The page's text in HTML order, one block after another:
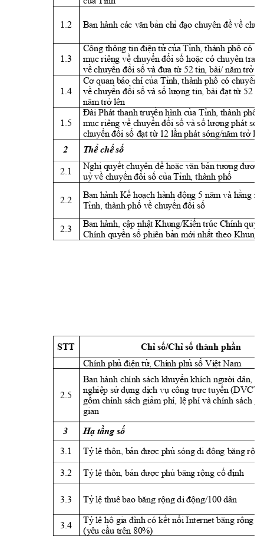
1.2 Ban hành các văn bản chỉ đạo chuyên đề về
1.3
Cổng thông tin điện tử của Tỉnh, thành phố có ch
mục riêng về chuyển đổi số hoặc có chuyên
về chuyển đổi số và đưa từ 52 tin, bài/ năm trở
1.4
Cơ quan báo chí của Tỉnh, thành phố có chuyên
về chuyển đổi số và số lượng tin , bài đạt từ 52 tin
năm trở lên
1.5
Đài Phát thanh truyền hình của Tỉnh, thành phố
mục riêng về chuyển đổi số và số lượng phát só
chuyển đổi số đạt từ 12 lần phát sóng/năm trở l
2 Thể chế số
2.1 Nghị quyết chuyên đề hoặc văn bản tương
uỷ về chuyển đổi số của Tỉnh thành phố
2.2 Ban hành Kế hoạch hành động 5 năm và hằng
Tỉnh , thành phố về chuyển đổi số
2.3 Ban hành, cập nhật Khung/Kiến trúc Chính quy
Chính quyền số phiên bản mới nhất theo Khung
STT
Chỉ số/Chỉ số thành phần
Chính phủ điện tử, Chính phủ số Việt Nam
2.5
Ban hành chính sách khuyến khích người dân, do
nghiệp sử dụng dịch vụ công trực tuyến
gồm chính sách giảm phí lệ phí và chính sách g
gian
3
Hạ tầng số
3.1 Tỷ lệ thôn, bản được phủ sóng di động băng rộ
3.2 Tỷ lệ thôn , bản được phủ băng rộng cố định
3.3 Tỷ lệ thuê bao băng rộng di động/100 dân
3.4 Tỷ lệ hộ gia đình có kết nối Internet băng rộng
(yêu cầu trên 80%)